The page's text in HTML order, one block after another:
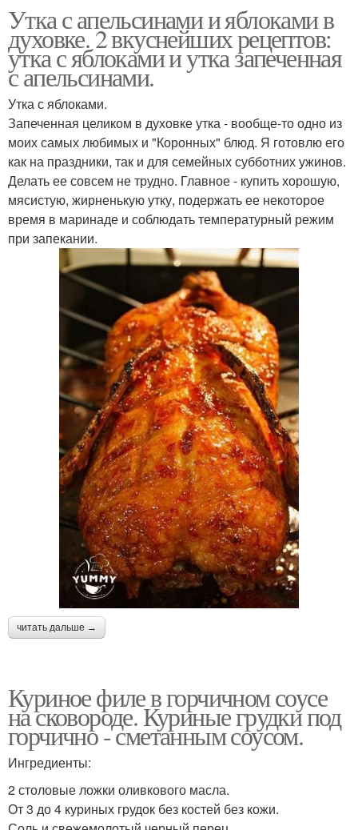
Утка с апельсинами и яблоками в
духовке. 2 вкуснейших рецептов:
утка с яблоками и утка запеченная
с апельсинами.
Утка с яблоками.
Запеченная целиком в духовке утка - вообще-то одно из
моих самых любимых и "Коронных" блюд. Я готовлю его
как на праздники, так и для семейных субботних ужинов.
Делать ее совсем не трудно. Главное - купить хорошую,
мясистую, жирненькую утку, подержать ее некоторое
время в маринаде и соблюдать температурный режим
при запекании.
читать дальше →
Куриное филе в горчичном соусе
на сковороде. Куриные грудки под
горчично - сметанным соусом.
Ингредиенты:
2 столовые ложки оливкового масла.
От 3 до 4 куриных грудок без костей без кожи.